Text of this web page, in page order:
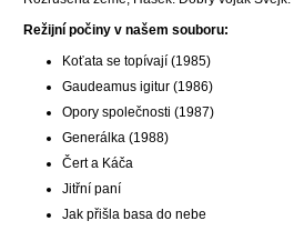
Režijní počiny v našem souboru:
Koťata se topívají (1985)
Gaudeamus igitur (1986)
Opory společnosti (1987)
Generálka (1988)
Čert a Káča
Jitřní paní
Jak přišla basa do nebe